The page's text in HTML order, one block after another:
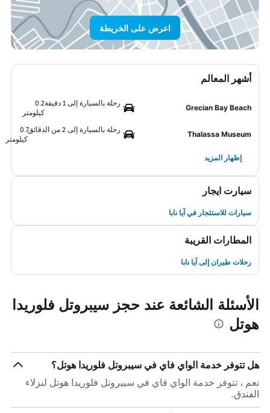
اعرض على الخريطة
أشهر المعالم
Grecian Bay Beach
رحلة بالسيارة إلى 1 دقيقة
0.2
كيلومتر
Thalassa Museum
رحلة بالسيارة إلى 2 من الدقائق
0.7
كيلومتر
إظهار المزيد
سيارت ايجار
سيارات للاستئجار في آيا نابا
المطارات القريبة
رحلات طيران إلى آيا نابا
الأسئلة الشائعة عند حجز سيبروتل فلوريدا
هوتل
هل تتوفر خدمة الواي فاي في سيبروتل فلوريدا هوتل؟
نعم ، تتوفر خدمة الواي فاي في سيبروتل فلوريدا هوتل لنزلاء
الفندق.